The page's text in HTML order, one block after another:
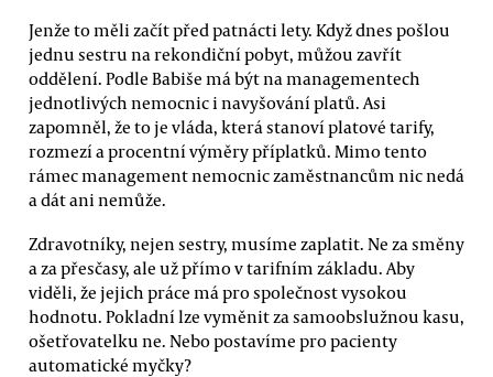
Jenže to měli začít před patnácti lety. Když dnes pošlou
jednu sestru na rekondiční pobyt, můžou zavřít
oddělení. Podle Babiše má být na managementech
jednotlivých nemocnic i navyšování platů. Asi
zapomněl, že to je vláda, která stanoví platové tarify,
rozmezí a procentní výměry příplatků. Mimo tento
rámec management nemocnic zaměstnancům nic nedá
a dát ani nemůže.
Zdravotníky, nejen sestry, musíme zaplatit. Ne za směny
a za přesčasy, ale už přímo v tarifním základu. Aby
viděli, že jejich práce má pro společnost vysokou
hodnotu. Pokladní lze vyměnit za samoobslužnou kasu,
ošetřovatelku ne. Nebo postavíme pro pacienty
automatické myčky?